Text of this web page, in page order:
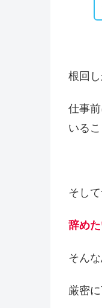
根回
仕事
いる
そして
辞め
そん
厳密に